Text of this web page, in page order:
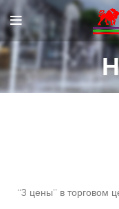
“3 цены” в торговом